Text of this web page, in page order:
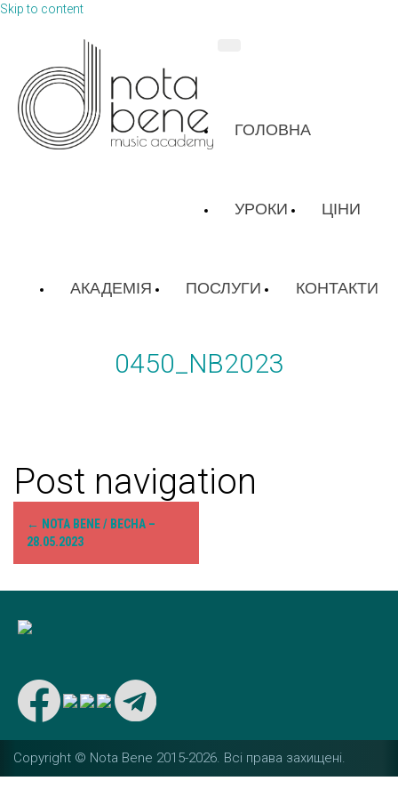
Skip to content
ГОЛОВНА
УРОКИ ЦІНИ
АКАДЕМІЯ ПОСЛУГИ КОНТАКТИ
0450_NB2023
Post navigation
← NOTA BENE / ВЕСНА –
28.05.2023
Copyright © Nota Bene 2015-2026. Вcі права захищені.